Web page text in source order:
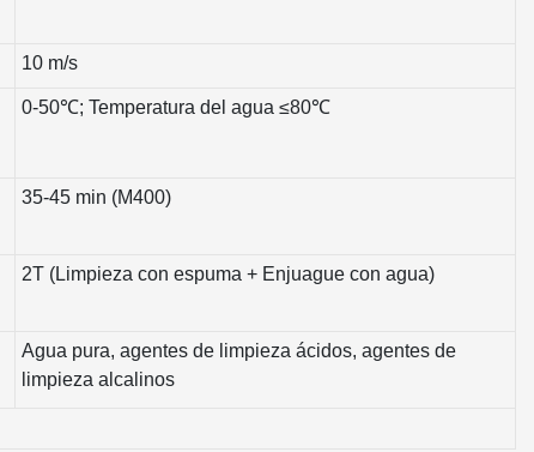
10 m/s
0-50℃; Temperatura del agua ≤80℃
35-45 min (M400)
2T (Limpieza con espuma + Enjuague con agua)
Agua pura, agentes de limpieza ácidos, agentes de
limpieza alcalinos